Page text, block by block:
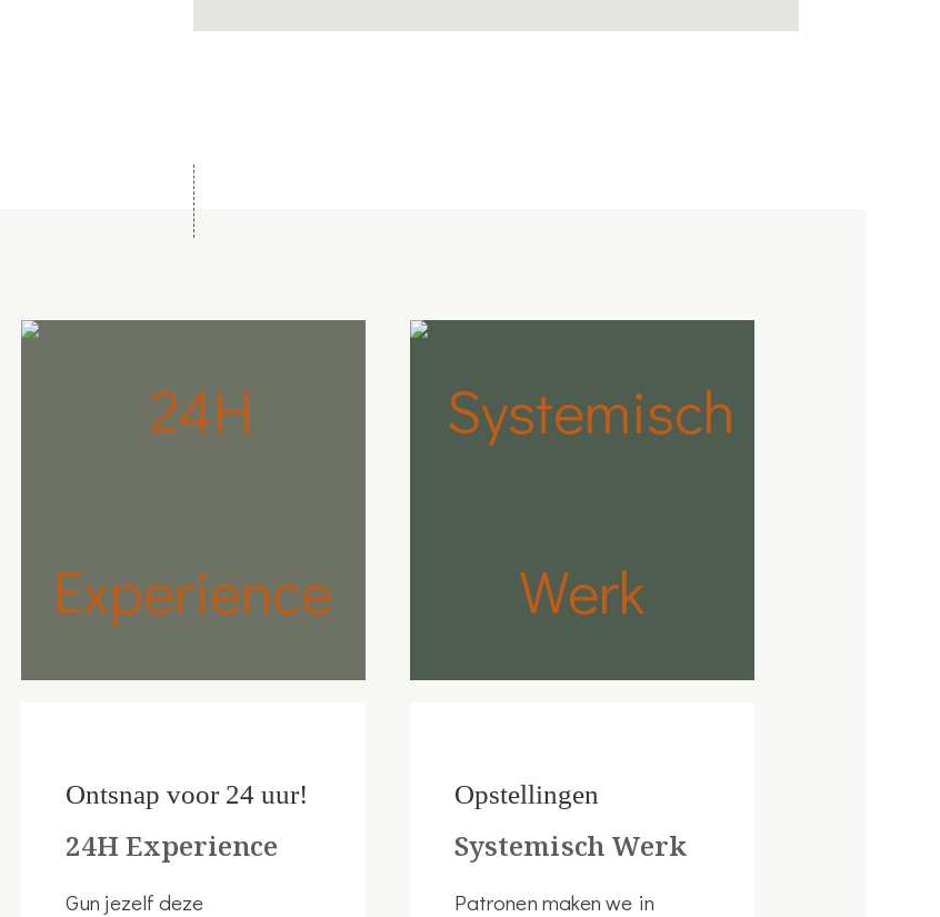
Ontsnap voor 24 uur!
24H Experience
Gun jezelf deze
Opstellingen
Systemisch Werk
Patronen maken we in